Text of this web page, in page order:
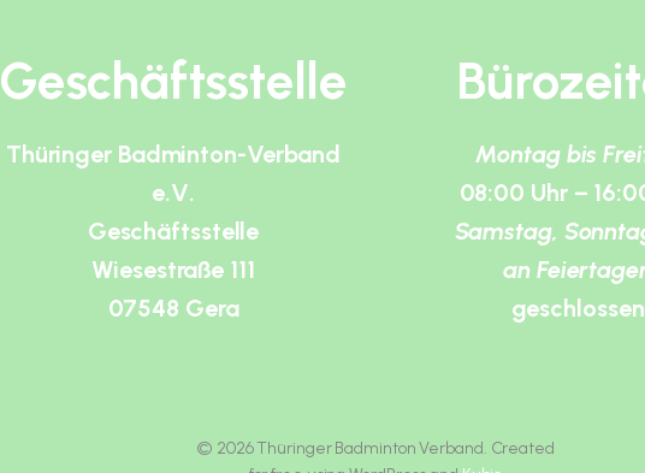
Geschäftsstelle
Thüringer Badminton-Verband
e.V.
Geschäftsstelle
Wiesestraße 111
07548 Gera
Montag bis
08:00 Uhr –
Samstag,
an
geschlossen
© 2026 Thüringer Badminton Verband. Created